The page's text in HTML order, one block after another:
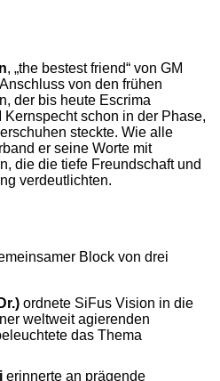
, „the bestest friend“ von GM
von den frühen
der bis heute Escrima
Kernspecht schon in der Phase,
steckte. Wie alle
er seine Worte mit
die die tiefe Freundschaft und
verdeutlichten.
Block von drei
ordnete SiFus Vision in die
weltweit agierenden
das Thema
erinnerte an prägende